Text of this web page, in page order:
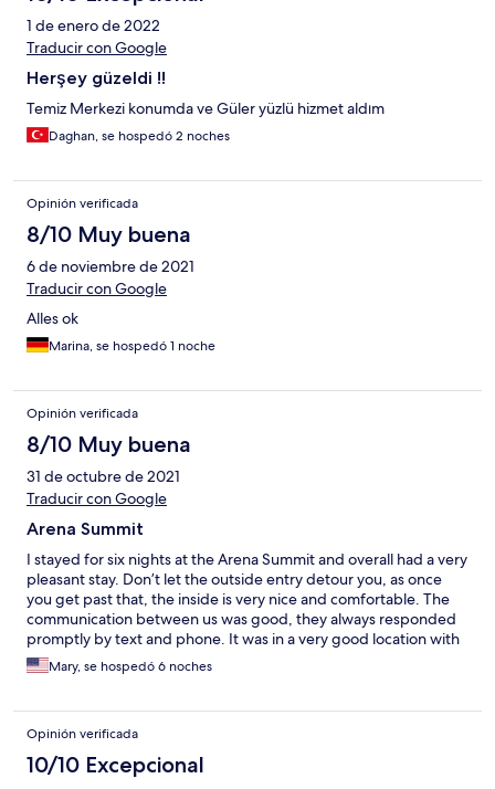
1 de enero de 2022
Traducir con Google
Herşey güzeldi !!
Temiz Merkezi konumda ve Güler yüzlü hizmet aldım
Daghan, se hospedó 2 noches
Opinión verificada
8/10 Muy buena
6 de noviembre de 2021
Traducir con Google
Alles ok
Marina, se hospedó 1 noche
Opinión verificada
8/10 Muy buena
31 de octubre de 2021
Traducir con Google
Arena Summit
I stayed for six nights at the Arena Summit and overall had a very
pleasant stay. Don’t let the outside entry detour you, as once
you get past that, the inside is very nice and comfortable. The
communication between us was good, they always responded
promptly by text and phone. It was in a very good location with
a mall and grocery store just a block away which was great
because it has a pretty fully functioning kitchen. I was able to eat
is extremely walkable and I could walk to most places or grab a
quick Uber right from my apartment. The people at the front
desk did not always speak English but still tried to be helpful
and Svetlana spoke English well and was always extremely
Mary, se hospedó 6 noches
Opinión verificada
10/10 Excepcional